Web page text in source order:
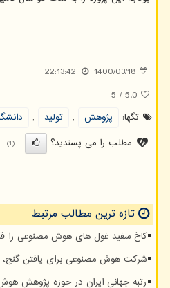
1400/03/18
22:13:42
5.0
/
5
تگها:
پژوهش , تولید ,
مطلب را می پسندید؟
(1)
تازه ترین مطالب مرتبط
کاخ سفید غول های هوش مصنوعی را
شرکت هوش مصنوعی برای یافتن گنج،
رتبه جهانی ایران در حوزه پژوهش